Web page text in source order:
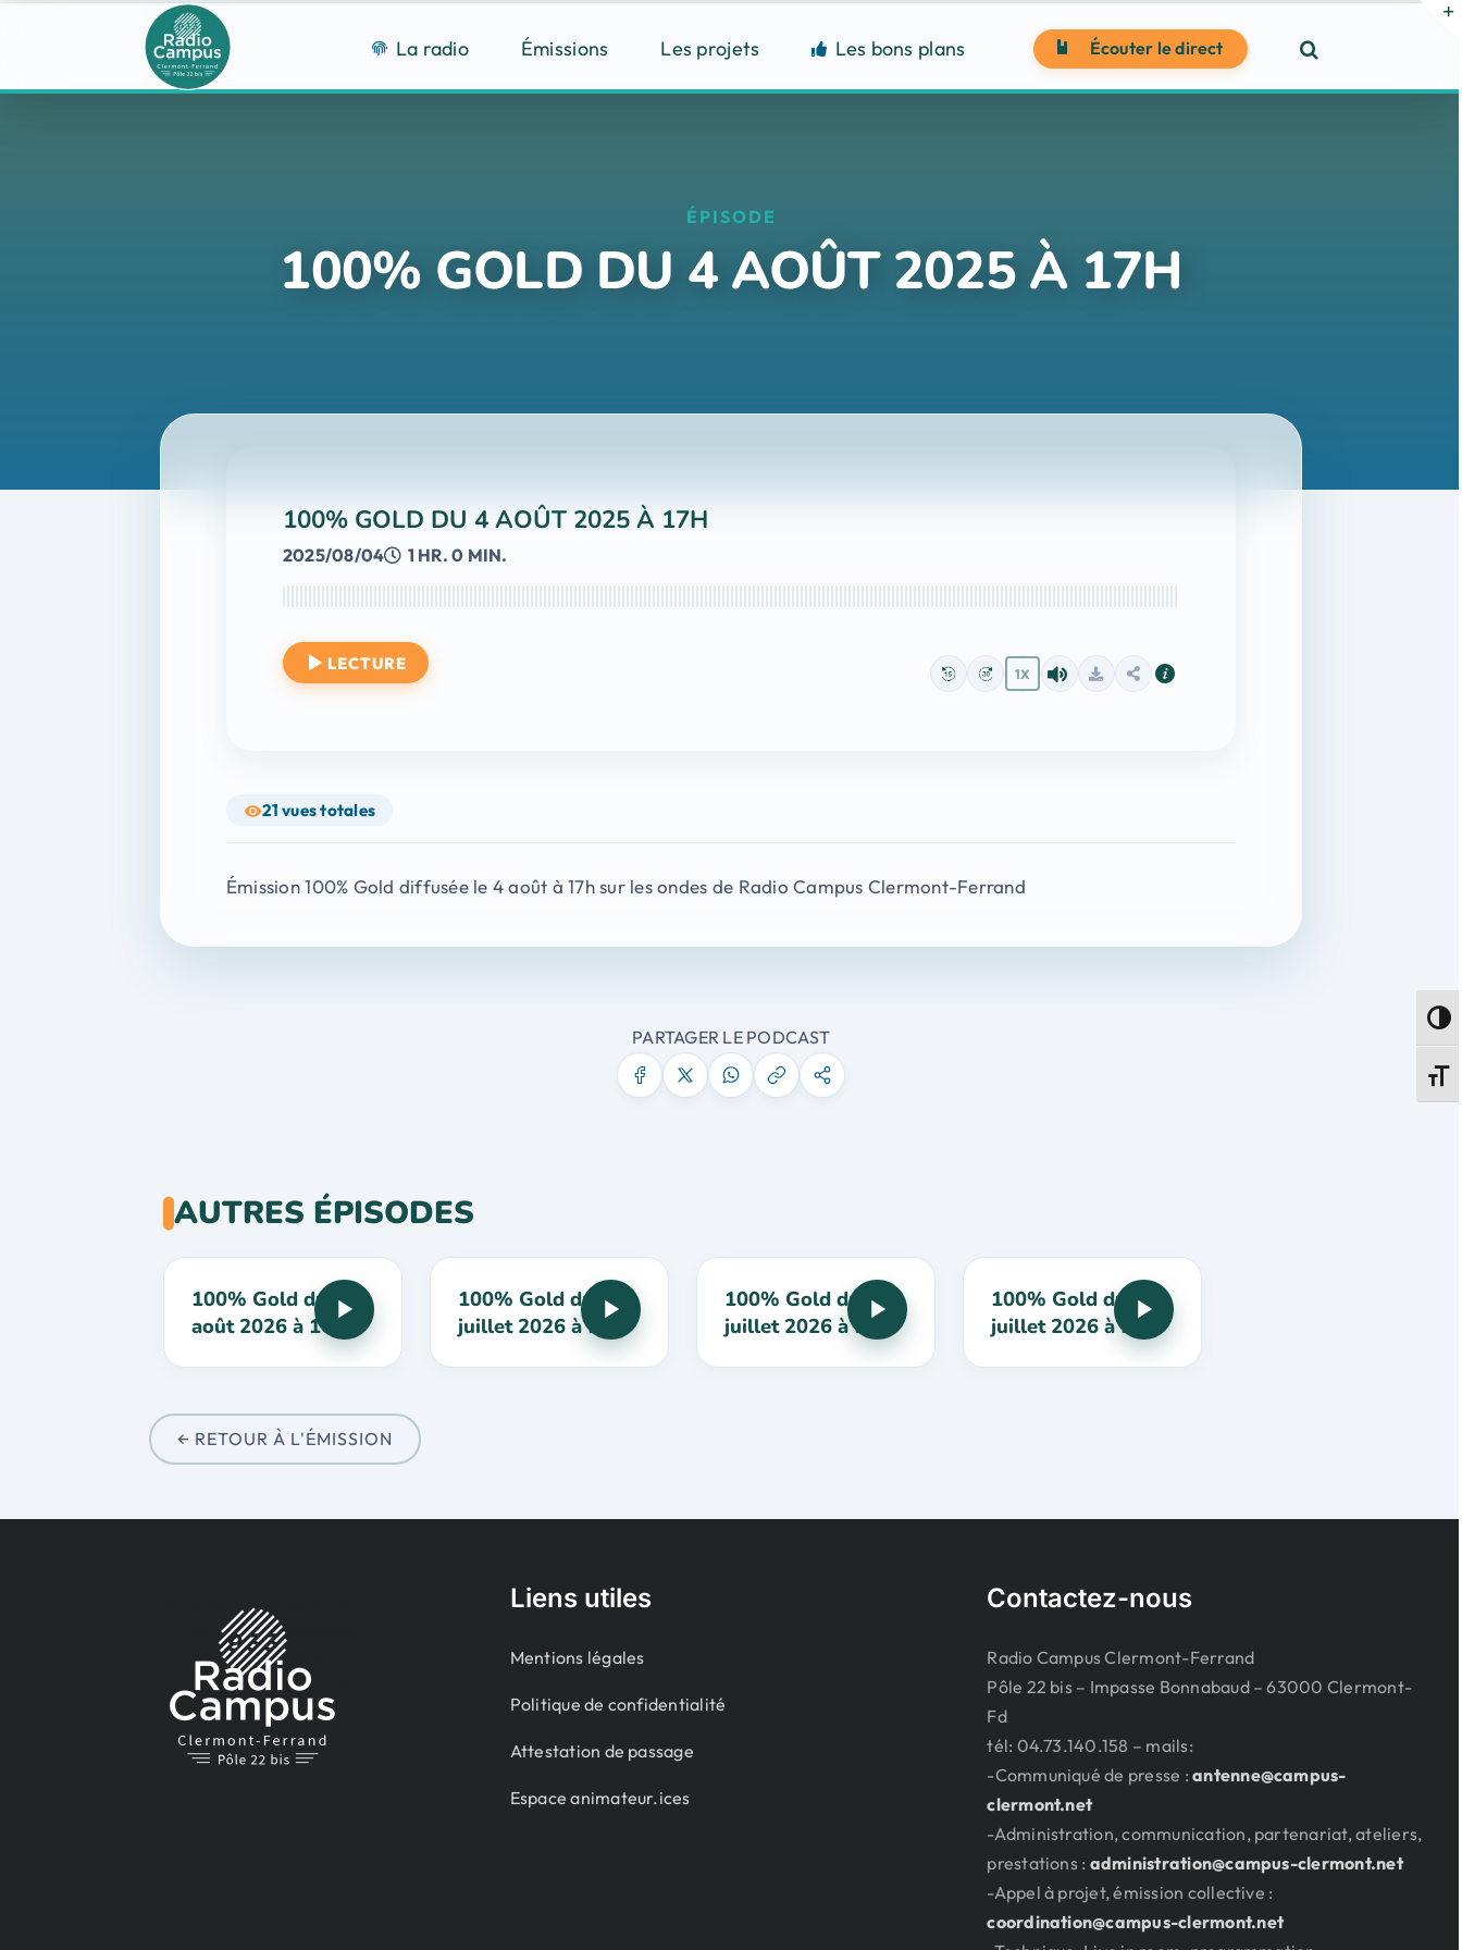
La radio Émissions Les projets Les bons plans Écouter le direct
ÉPISODE
100% GOLD DU 4 AOÛT 2025 À 17H
100% GOLD DU 4 AOÛT 2025 À 17H
2025/08/04 1 HR. 0 MIN.
LECTURE
1X
21 vues totales
Émission 100% Gold diffusée le 4 août à 17h sur les ondes de Radio Campus Clermont-Ferrand
PARTAGER LE PODCAST
AUTRES ÉPISODES
100% Gold du 3
août 2026 à 16h
100% Gold du 27
juillet 2026 à 16h
100% Gold du 20
juillet 2026 à 16h
100% Gold du 13
juillet 2026 à 16h
← RETOUR À L'ÉMISSION
Liens utiles
Mentions légales
Politique de confidentialité
Attestation de passage
Espace animateur.ices
Contactez-nous
Radio Campus Clermont-Ferrand
Pôle 22 bis – Impasse Bonnabaud – 63000 Clermont-
Fd
tél: 04.73.140.158 – mails:
-Communiqué de presse :antenne@campus-
clermont.net
-Administration, communication, partenariat, ateliers,
prestations : administration@campus-clermont.net
-Appel à projet, émission collective :
coordination@campus-clermont.net